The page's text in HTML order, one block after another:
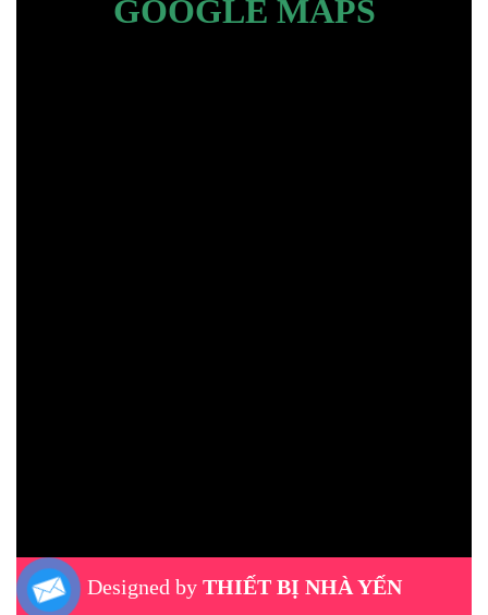
GOOGLE MAPS
Designed by THIẾT BỊ NHÀ YẾN